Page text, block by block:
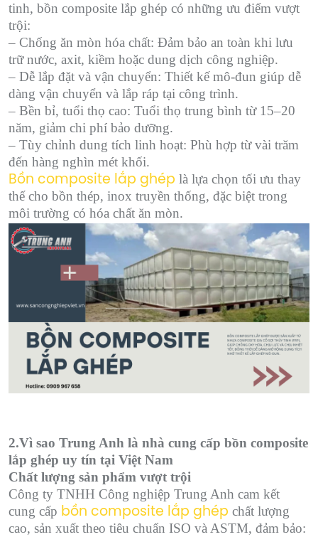
tinh, bồn composite lắp ghép có những ưu điểm vượt
trội:
– Chống ăn mòn hóa chất: Đảm bảo an toàn khi lưu
trữ nước, axit, kiềm hoặc dung dịch công nghiệp.
– Dễ lắp đặt và vận chuyển: Thiết kế mô-đun giúp dễ
dàng vận chuyển và lắp ráp tại công trình.
– Bền bỉ, tuổi thọ cao: Tuổi thọ trung bình từ 15–20
năm, giảm chi phí bảo dưỡng.
– Tùy chỉnh dung tích linh hoạt: Phù hợp từ vài trăm
đến hàng nghìn mét khối.
Bồn composite lắp ghép là lựa chọn tối ưu thay
thế cho bồn thép, inox truyền thống, đặc biệt trong
môi trường có hóa chất ăn mòn.
2.Vì sao Trung Anh là nhà cung cấp bồn composite
lắp ghép uy tín tại Việt Nam
Chất lượng sản phẩm vượt trội
Công ty TNHH Công nghiệp Trung Anh cam kết
cung cấp bồn composite lắp ghép chất lượng
cao, sản xuất theo tiêu chuẩn ISO và ASTM, đảm bảo: